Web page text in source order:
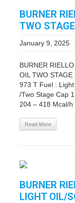
BURNER
TWO STAGE
January 9, 2025
BURNER
OIL TWO
973 T Fuel :
/Two Stage Cap
204 – 418 Mcal/h
Read More
BURNER
LIGHT OIL/